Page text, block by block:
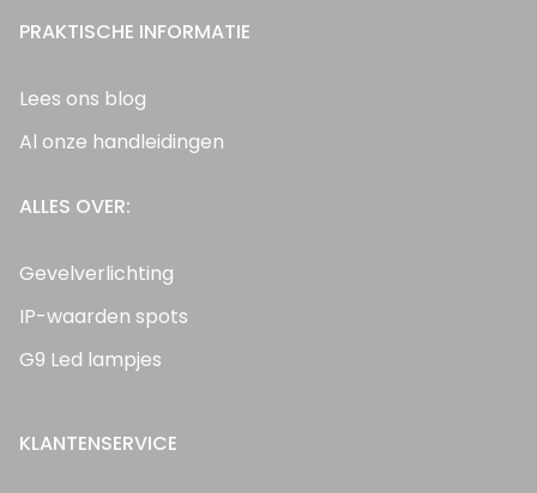
PRAKTISCHE INFORMATIE
Lees ons blog
Al onze handleidingen
ALLES OVER:
Gevelverlichting
IP-waarden spots
G9 Led lampjes
KLANTENSERVICE